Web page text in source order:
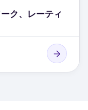
ク、レーティ